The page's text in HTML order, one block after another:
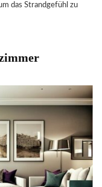
das Strandgefühl zu